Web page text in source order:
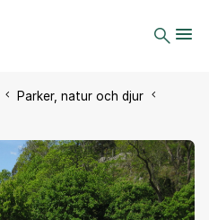
Parker, natur och djur